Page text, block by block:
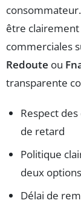
être clairement
commerciales
Redoute ou
transparente
Respect
de retard
Politique
deux
Délai de